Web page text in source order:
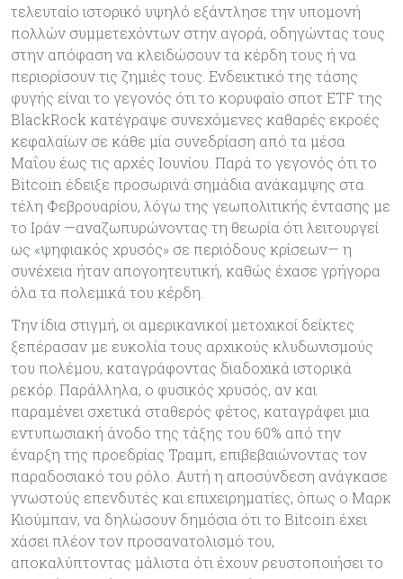
τελευταίο ιστορικό υψηλό εξάντλησε την υπομονή
πολλών συμμετεχόντων στην αγορά, οδηγώντας τους
στην απόφαση να κλειδώσουν τα κέρδη τους ή να
περιορίσουν τις ζημιές τους. Ενδεικτικό της τάσης
φυγής είναι το γεγονός ότι το κορυφαίο σποτ ETF της
BlackRock κατέγραψε συνεχόμενες καθαρές εκροές
κεφαλαίων σε κάθε μία συνεδρίαση από τα μέσα
Μαΐου έως τις αρχές Ιουνίου. Παρά το γεγονός ότι το
Bitcoin έδειξε προσωρινά σημάδια ανάκαμψης στα
τέλη Φεβρουαρίου, λόγω της γεωπολιτικής έντασης με
το Ιράν —αναζωπυρώνοντας τη θεωρία ότι λειτουργεί
ως «ψηφιακός χρυσός» σε περιόδους κρίσεων— η
συνέχεια ήταν απογοητευτική, καθώς έχασε γρήγορα
όλα τα πολεμικά του κέρδη.
Την ίδια στιγμή, οι αμερικανικοί μετοχικοί δείκτες
ξεπέρασαν με ευκολία τους αρχικούς κλυδωνισμούς
του πολέμου, καταγράφοντας διαδοχικά ιστορικά
ρεκόρ. Παράλληλα, ο φυσικός χρυσός, αν και
παραμένει σχετικά σταθερός φέτος, καταγράφει μια
εντυπωσιακή άνοδο της τάξης του 60% από την
έναρξη της προεδρίας Τραμπ, επιβεβαιώνοντας τον
παραδοσιακό του ρόλο. Αυτή η αποσύνδεση ανάγκασε
γνωστούς επενδυτές και επιχειρηματίες, όπως ο Μαρκ
Κιούμπαν, να δηλώσουν δημόσια ότι το Bitcoin έχει
χάσει πλέον τον προσανατολισμό του,
αποκαλύπτοντας μάλιστα ότι έχουν ρευστοποιήσει το